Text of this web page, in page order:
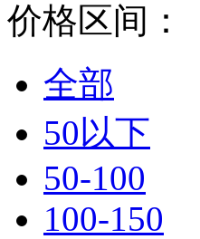
价格区间：
全部
50以下
50-100
100-150